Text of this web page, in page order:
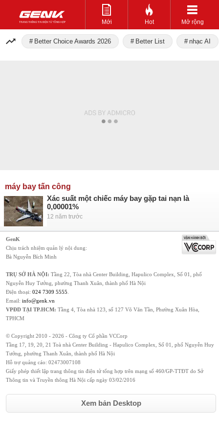
Mới Hot Mở rộng
Better Choice Awards 2026 Better List nhạc AI
máy bay tấn công
Xác suất một chiếc máy bay gặp tai nạn là
0,00001%
12 năm trước
GenK
Chịu trách nhiệm quản lý nội dung:
Bà Nguyễn Bích Minh
TRỤ SỞ HÀ NỘI: Tầng 22, Tòa nhà Center Building, Hapulico Complex, Số 01, phố
Nguyễn Huy Tưởng, phường Thanh Xuân, thành phố Hà Nội
Điện thoại: 024 7309 5555
Email: info@genk.vn
VPĐD TẠI TP.HCM: Tầng 4, Tòa nhà 123, số 127 Võ Văn Tần, Phường Xuân Hòa,
TPHCM
© Copyright 2010 - 2026 - Công ty Cổ phần VCCorp
Tầng 17, 19, 20, 21 Toà nhà Center Building - Hapulico Complex, Số 01, phố Nguyễn Huy
Tưởng, phường Thanh Xuân, thành phố Hà Nội
Hỗ trợ quảng cáo: 02473007108
Giấy phép thiết lập trang thông tin điện tử tổng hợp trên mạng số 460/GP-TTĐT do Sở
Thông tin và Truyền thông Hà Nội cấp ngày 03/02/2016
Xem bản Desktop